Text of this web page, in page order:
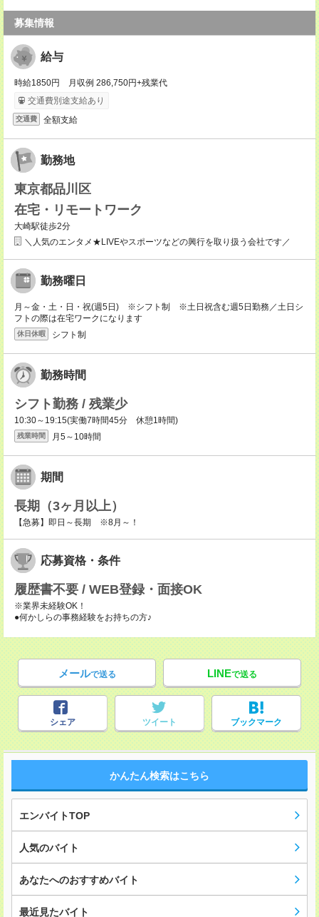
募集情報
給与
時給1850円 月収例 286,750円+残業代
交通費別途支給あり
交通費 全額支給
勤務地
東京都品川区
在宅・リモートワーク
大崎駅徒歩2分
＼人気のエンタメ★LIVEやスポーツなどの興行を取り扱う会社です／
勤務曜日
月～金・土・日・祝(週5日) ※シフト制 ※土日祝含む週5日勤務／土日シ
フトの際は在宅ワークになります
休日休暇 シフト制
勤務時間
シフト勤務 / 残業少
10:30～19:15(実働7時間45分 休憩1時間)
残業時間 月5～10時間
期間
長期（3ヶ月以上）
【急募】即日～長期 ※8月～！
応募資格・条件
履歴書不要 / WEB登録・面接OK
※業界未経験OK！
●何かしらの事務経験をお持ちの方♪
メールで送る LINEで送る
シェア ツイート ブックマーク
かんたん検索はこちら
エンバイトTOP
人気のバイト
あなたへのおすすめバイト
最近見たバイト